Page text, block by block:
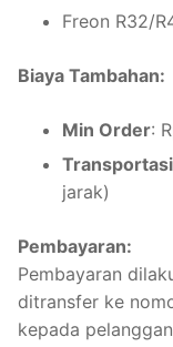
Freon R32/
Biaya Tambahan:
Min Order:
Transportasi
jarak)
Pembayaran:
Pembayaran
ditransfer ke
kepada